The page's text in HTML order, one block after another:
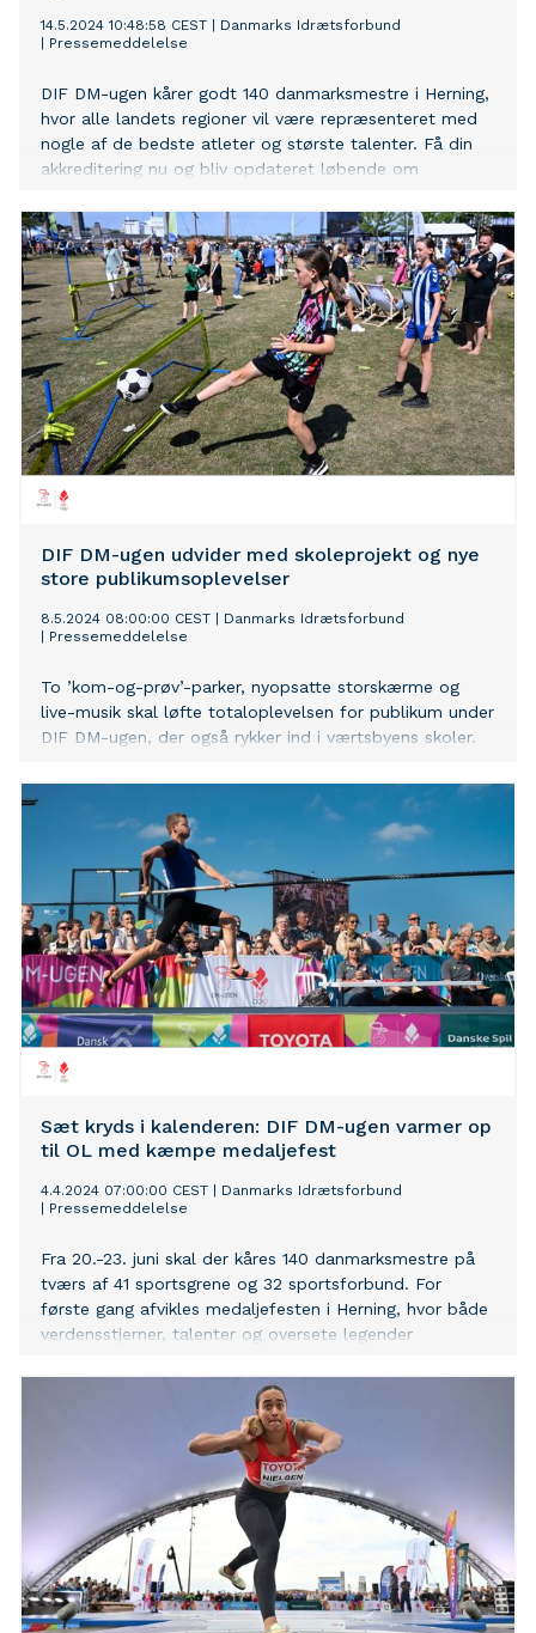
14.5.2024 10:48:58 CEST
Danmarks Idrætsforbund
Pressemeddelelse
DIF DM-ugen kårer godt 140 danmarksmestre i Herning,
hvor alle landets regioner vil være repræsenteret med
nogle af de bedste atleter og største talenter. Få din
akkreditering nu og bliv opdateret løbende om
DIF DM-ugen udvider med skoleprojekt og nye
store publikumsoplevelser
8.5.2024 08:00:00 CEST
Danmarks Idrætsforbund
Pressemeddelelse
To ’kom-og-prøv’-parker, nyopsatte storskærme og
live-musik skal løfte totaloplevelsen for publikum under
DIF DM-ugen, der også rykker ind i værtsbyens skoler.
Sæt kryds i kalenderen: DIF DM-ugen varmer op
til OL med kæmpe medaljefest
4.4.2024 07:00:00 CEST
Danmarks Idrætsforbund
Pressemeddelelse
Fra 20.-23. juni skal der kåres 140 danmarksmestre på
tværs af 41 sportsgrene og 32 sportsforbund. For
første gang afvikles medaljefesten i Herning, hvor både
verdensstjerner, talenter og oversete legender
akkreditering og hotelbooking nederst i teksten.